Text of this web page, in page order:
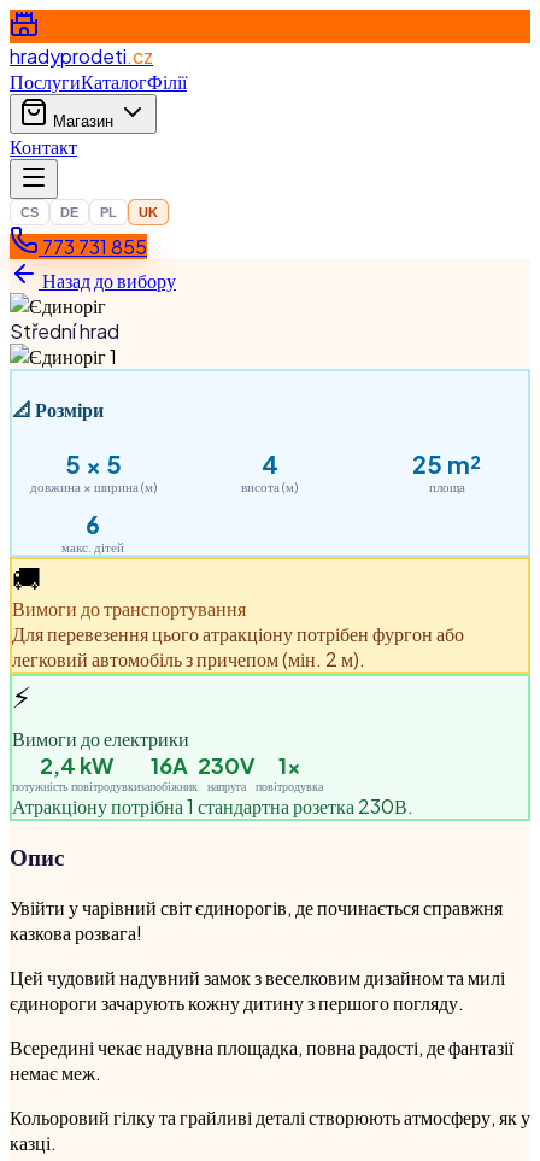
hradyprodeti.cz
ПослугиКаталогФілії
Магазин
Контакт
CS DE PL UK
773 731 855
Назад до вибору
Střední hrad
📐Розміри
5 × 5
довжина × ширина (м)
4
висота (м)
25 m²
площа
6
макс. дітей
🚚
Вимоги до транспортування
Для перевезення цього атракціону потрібен фургон або
легковий автомобіль з причепом (мін. 2 м).
⚡
Вимоги до електрики
2,4 kW
потужність повітродувки
16A
запобіжник
230V
напруга
1×
повітродувка
Атракціону потрібна 1 стандартна розетка 230В.
Опис
Увійти у чарівний світ єдинорогів, де починається справжня
казкова розвага!
Цей чудовий надувний замок з веселковим дизайном та милі
єдинороги зачарують кожну дитину з першого погляду.
Всередині чекає надувна площадка, повна радості, де фантазії
немає меж.
Кольоровий гілку та грайливі деталі створюють атмосферу, як у
казці.